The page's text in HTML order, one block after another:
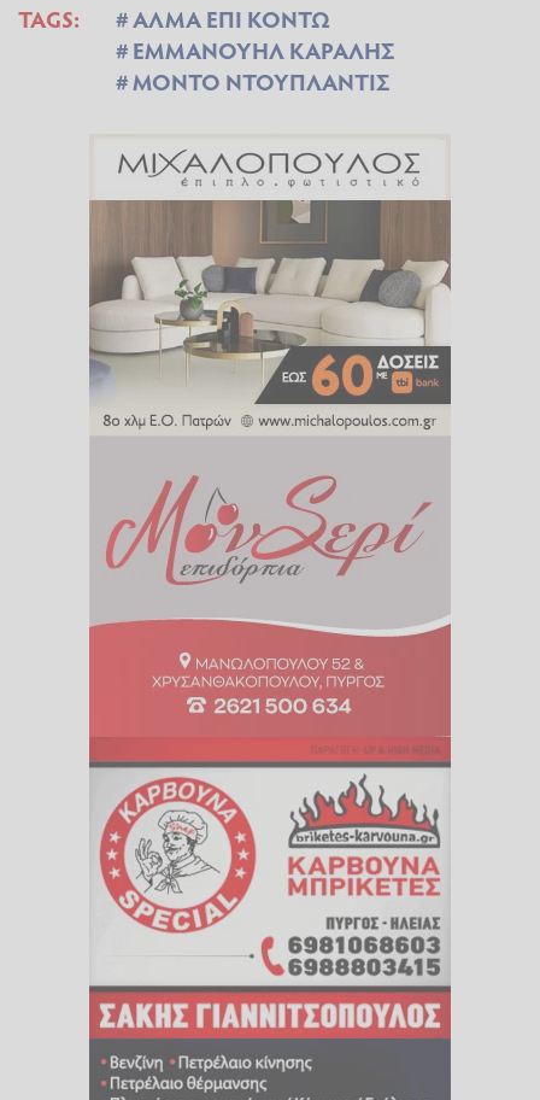
TAGS:
ΑΛΜΑ ΕΠΙ ΚΟΝΤΩ
ΕΜΜΑΝΟΥΗΛ ΚΑΡΑΛΗΣ
ΜΟΝΤΟ ΝΤΟΥΠΛΑΝΤΙΣ